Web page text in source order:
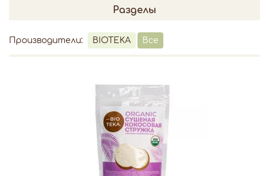
Разделы
Производители: BIOTEKA Все